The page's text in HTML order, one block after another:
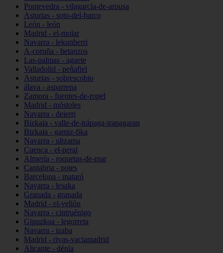
Pontevedra - vilagarcía-de-arousa
Asturias - soto-del-barco
León - león
Madrid - el-molar
Navarra - lekunberri
A-coruña - betanzos
Las-palmas - agaete
Valladolid - peñafiel
Asturias - sobrescobio
álava - asparrena
Zamora - fuentes-de-ropel
Madrid - móstoles
Navarra - deierri
Bizkaia - valle-de-trápaga-trapagaran
Bizkaia - gamiz-fika
Navarra - ultzama
Cuenca - el-peral
Almería - roquetas-de-mar
Cantabria - potes
Barcelona - mataró
Navarra - lesaka
Granada - granada
Madrid - el-vellón
Navarra - cintruénigo
Gipuzkoa - legorreta
Navarra - izaba
Madrid - rivas-vaciamadrid
Alicante - dénia